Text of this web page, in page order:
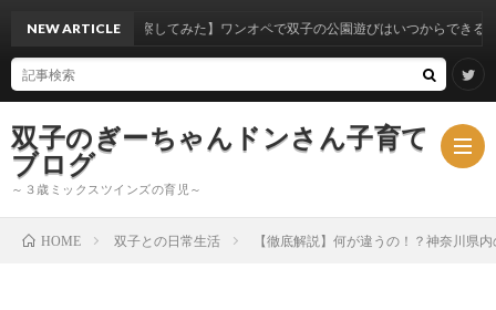
双子のぎーちゃんドンさん子育て
ブログ
～３歳ミックスツインズの育児～
NEW ARTICLE
体験から考察してみた】ワンオペで双子の公園遊びはいつからできるのか？
HOME 双子との日常生活 【徹底解説】何が違うの！？神奈川県